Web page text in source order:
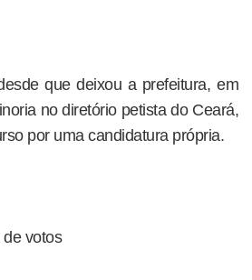
que deixou a prefeitura, em
no diretório petista do Ceará,
por uma candidatura própria.
votos